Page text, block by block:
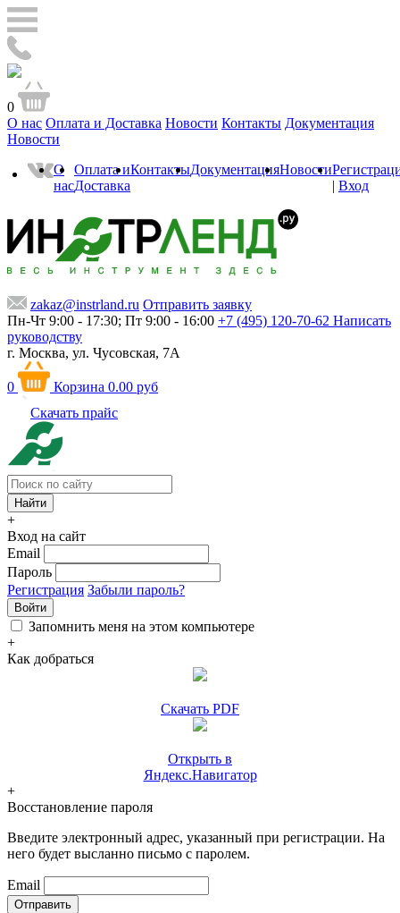
0
О нас Оплата и Доставка Новости Контакты Документация
Новости
О
нас
Оплата и
Доставка
КонтактыДокументацияНовости
| Вход
zakaz@instrland.ru Отправить заявку
Пн-Чт 9:00 - 17:30; Пт 9:00 - 16:00 +7 (495) 120-70-62 Написать
руководству
г. Москва, ул. Чусовская, 7А
0 Корзина 0.00 руб
Скачать прайс
+
Вход на сайт
Email
Пароль
Регистрация Забыли пароль?
Войти
Запомнить меня на этом компьютере
+
Как добраться
Скачать PDF
Открыть в
Яндекс.Навигатор
+
Восстановление пароля
Введите электронный адрес, указанный при регистрации. На
него будет высланно письмо с паролем.
Email